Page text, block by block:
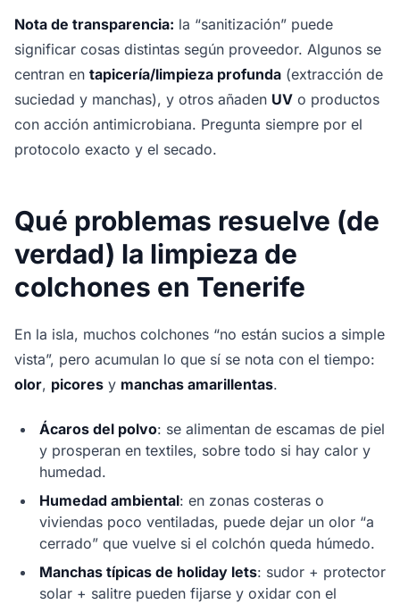
Nota de transparencia: la “sanitización” puede
significar cosas distintas según proveedor. Algunos se
centran en tapicería/limpieza profunda (extracción de
suciedad y manchas), y otros añaden UV o productos
con acción antimicrobiana. Pregunta siempre por el
protocolo exacto y el secado.
Qué problemas resuelve (de
verdad) la limpieza de
colchones en Tenerife
En la isla, muchos colchones “no están sucios a simple
vista”, pero acumulan lo que sí se nota con el tiempo:
olor, picores y manchas amarillentas.
Ácaros del polvo: se alimentan de escamas de piel
y prosperan en textiles, sobre todo si hay calor y
humedad.
Humedad ambiental: en zonas costeras o
viviendas poco ventiladas, puede dejar un olor “a
cerrado” que vuelve si el colchón queda húmedo.
Manchas típicas de holiday lets: sudor + protector
solar + salitre pueden fijarse y oxidar con el